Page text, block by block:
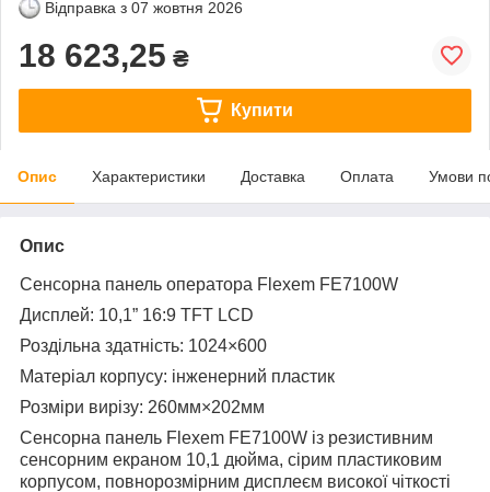
Відправка з 07 жовтня 2026
18 623,25 ₴
Купити
Опис Характеристики Доставка Оплата Умови
Опис
Сенсорна панель оператора Flexem FE7100W
Дисплей: 10,1” 16:9 TFT LCD
Роздільна здатність: 1024×600
Матеріал корпусу: інженерний пластик
Розміри вирізу: 260мм×202мм
Сенсорна панель Flexem FE7100W із резистивним
сенсорним екраном 10,1 дюйма, сірим пластиковим
корпусом, повнорозмірним дисплеєм високої чіткості